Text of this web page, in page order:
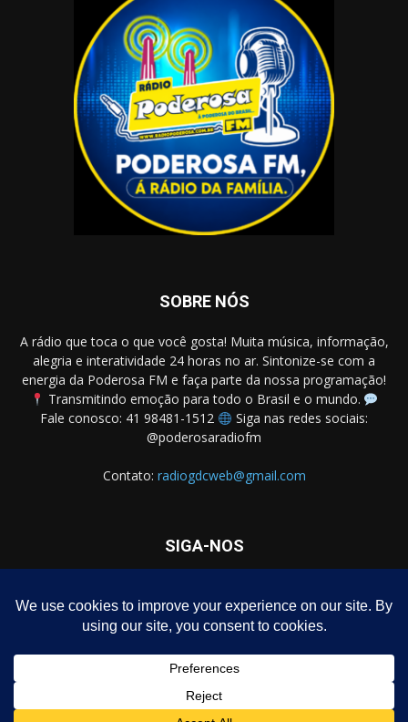
SOBRE NÓS
A rádio que toca o que você gosta! Muita música, informação,
alegria e interatividade 24 horas no ar. Sintonize-se com a
energia da Poderosa FM e faça parte da nossa programação!
Transmitindo emoção para todo o Brasil e o mundo.
Fale conosco: 41 98481-1512
Siga nas redes sociais:
@poderosaradiofm
Contato: radiogdcweb@gmail.com
SIGA-NOS
Homepage – Download de Programa Grátis
Política de privacidade